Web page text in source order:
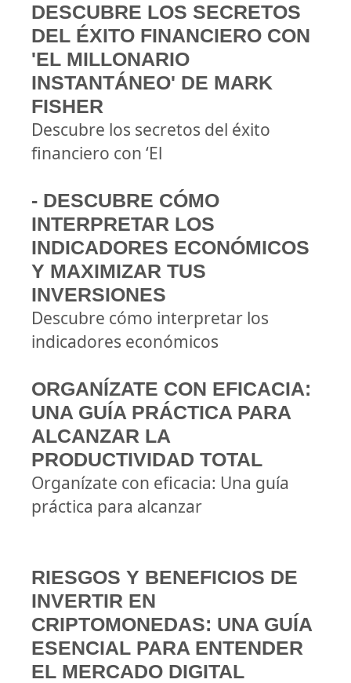
DESCUBRE LOS SECRETOS
DEL ÉXITO FINANCIERO CON
'EL MILLONARIO
INSTANTÁNEO' DE MARK
FISHER
Descubre los secretos del éxito
financiero con ‘El
- DESCUBRE CÓMO
INTERPRETAR LOS
INDICADORES ECONÓMICOS
Y MAXIMIZAR TUS
INVERSIONES
Descubre cómo interpretar los
indicadores económicos
ORGANÍZATE CON EFICACIA:
UNA GUÍA PRÁCTICA PARA
ALCANZAR LA
PRODUCTIVIDAD TOTAL
Organízate con eficacia: Una guía
práctica para alcanzar
RIESGOS Y BENEFICIOS DE
INVERTIR EN
CRIPTOMONEDAS: UNA GUÍA
ESENCIAL PARA ENTENDER
EL MERCADO DIGITAL